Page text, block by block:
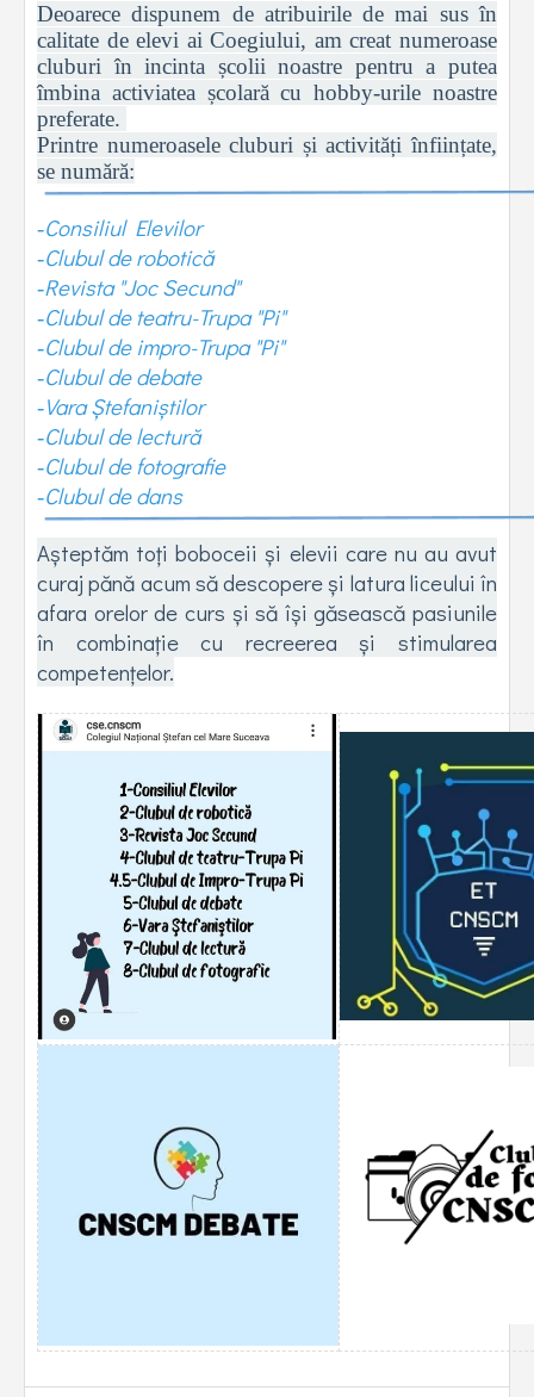
Deoarece dispunem de atribuirile de mai sus în
calitate de elevi ai Coegiului, am creat numeroase
cluburi în incinta școlii noastre pentru a putea
îmbina activiatea școlară cu hobby-urile noastre
preferate.
Printre numeroasele cluburi și activități înființate,
se numără:
-Consiliul Elevilor
-Clubul de robotică
-Revista "Joc Secund"
-Clubul de teatru-Trupa "Pi"
-Clubul de impro-Trupa "Pi"
-Clubul de debate
-Vara Ștefaniștilor
-Clubul de lectură
-Clubul de fotografie
-Clubul de dans
Așteptăm toți boboceii și elevii care nu au avut
curaj pănă acum să descopere și latura liceului în
afara orelor de curs și să își găsească pasiunile
în combinație cu recreerea și stimularea
competențelor.